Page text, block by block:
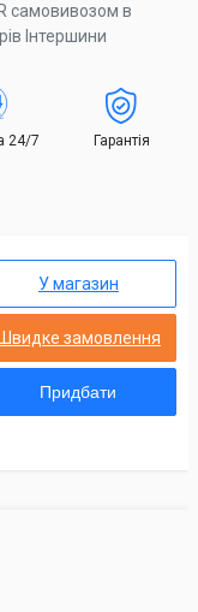
самовивозом в
Інтершини
24/7 Гарантія
У магазин
Швидке замовлення
Придбати